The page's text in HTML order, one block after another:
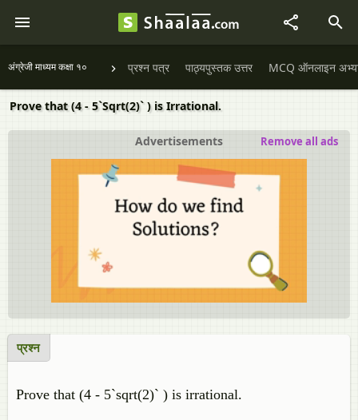
अंग्रेजी माध्यम कक्षा १० प्रश्न पत्र पाठ्यपुस्तक उत्तर MCQ ऑनलाइन
Prove that (4 - 5`Sqrt(2)` ) is Irrational.
Advertisements Remove all ads
प्रश्न
Prove that (4 - 5`sqrt(2)` ) is irrational.